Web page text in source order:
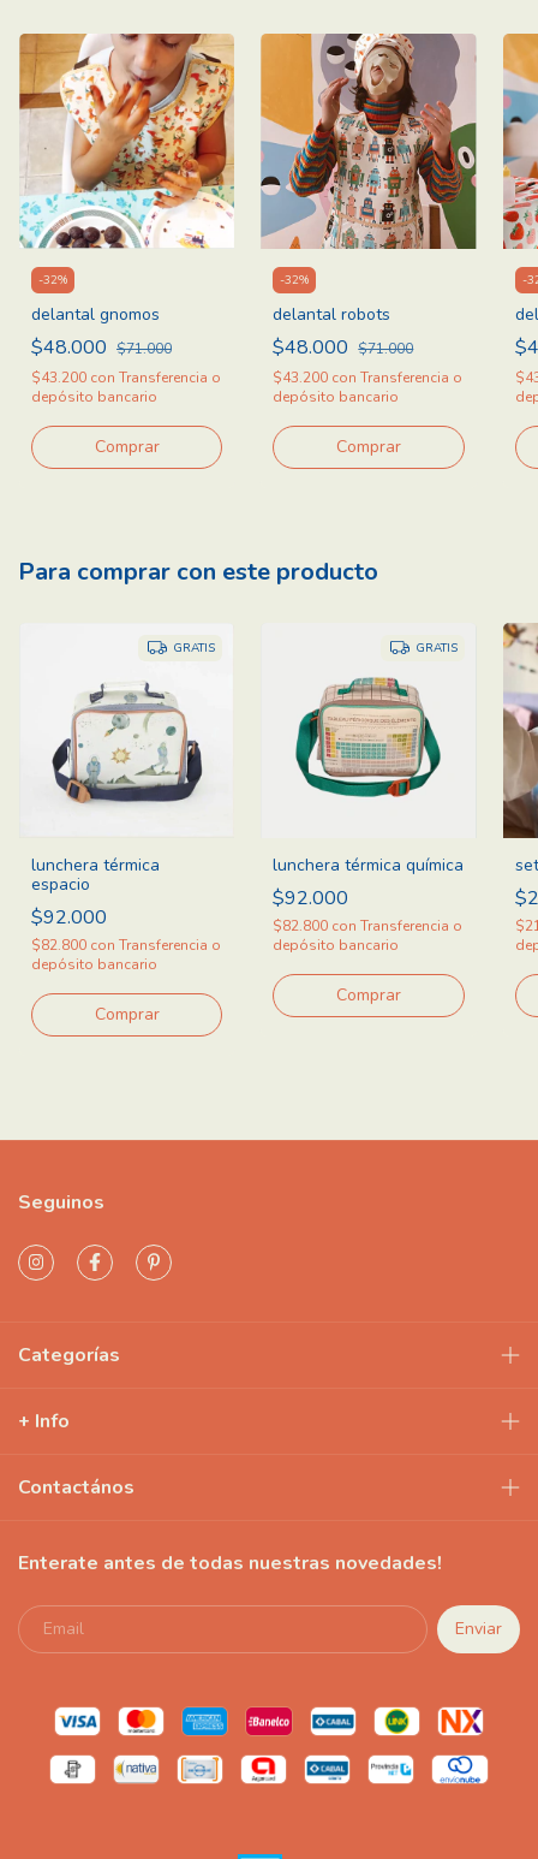
-32%
delantal gnomos
$48.000 $71.000
$43.200 con Transferencia o
depósito bancario
-32%
delantal robots
$48.000 $71.000
$43.200 con Transferencia o
depósito bancario
-
Para comprar con este producto
GRATIS
lunchera térmica
espacio
$92.000
$82.800 con Transferencia o
depósito bancario
GRATIS
lunchera térmica química
$92.000
$82.800 con Transferencia o
depósito bancario
Seguinos
Categorías
+ Info
Contactános
Enterate antes de todas nuestras novedades!